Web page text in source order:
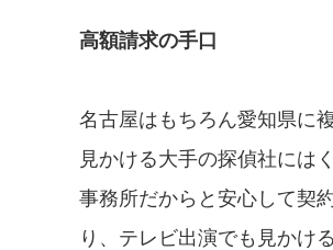
高額請求の手口
名古屋はもちろん愛知県に
見かける大手の探偵社には
事務所だからと安心して契
り、テレビ出演でも見かけ